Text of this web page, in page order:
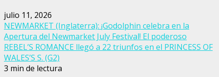
julio 11, 2026
NEWMARKET (Inglaterra): ¡Godolphin celebra en la
Apertura del Newmarket July Festival! El poderoso
REBEL’S ROMANCE llegó a 22 triunfos en el PRINCESS OF
WALES’S S. (G2)
3 min de lectura